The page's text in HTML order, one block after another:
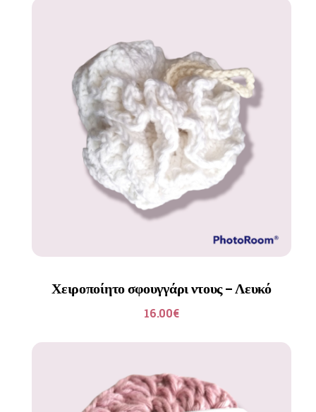
Χειροποίητο σφουγγάρι ντους – Λευκό
16.00€